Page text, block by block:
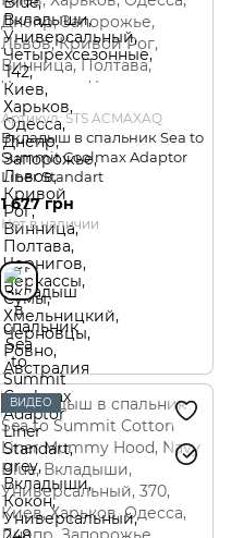
Артикул: STS ACMAXAQ
Вкладыш в спальник Sea to
Summit Coolmax Adaptor
Liner Standart
1 677 грн
Нет в наличии
ВИДЕО